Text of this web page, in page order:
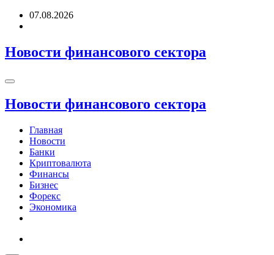
Перейти07.08.2026
Новости финансового сектора
Новости финансового сектора
Главная
Новости
Банки
Криптовалюта
Финансы
Бизнес
Форекс
Экономика